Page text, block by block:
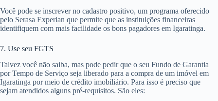
Você pode se inscrever no cadastro positivo, um programa oferecido
pelo Serasa Experian que permite que as instituições financeiras
identifiquem com mais facilidade os bons pagadores em Igaratinga.
7. Use seu FGTS
Talvez você não saiba, mas pode pedir que o seu Fundo de Garantia
por Tempo de Serviço seja liberado para a compra de um imóvel em
Igaratinga por meio de crédito imobiliário. Para isso é preciso que
sejam atendidos alguns pré-requisitos. São eles: